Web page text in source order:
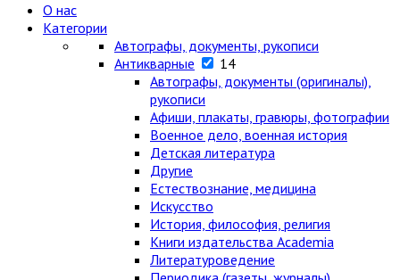
О нас
Категории
Автографы, документы, рукописи
Антикварные
14
Автографы, документы (оригиналы),
рукописи
Афиши, плакаты, гравюры, фотографии
Военное дело, военная история
Детская литература
Другие
Естествознание, медицина
Искусство
История, философия, религия
Книги издательства Academia
Литературоведение